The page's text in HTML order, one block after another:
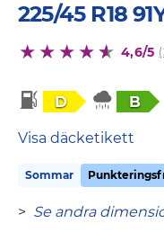
225/45 R18
4,6/5
D B
Visa däcketikett
Sommar
> Se andra